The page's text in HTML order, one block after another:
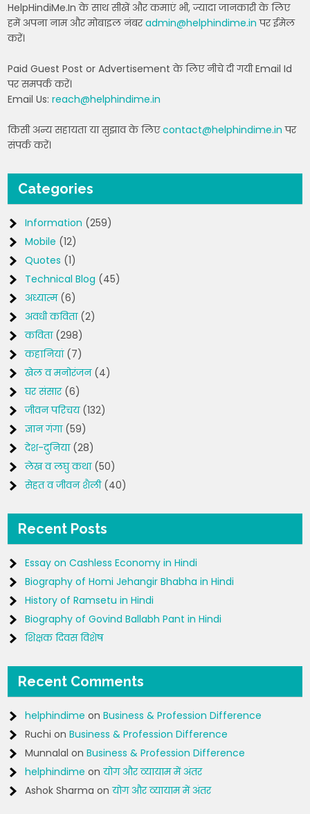
HelpHindiMe.In के साथ सीखें और कमाएं भी, ज्यादा जानकारी के लिए
हमें अपना नाम और मोबाइल नंबरadmin@helphindime.in पर ईमेल
करें।
Paid Guest Post or Advertisement के लिए नीचे दी गयी Email Id
पर समपर्क करें।
Email Us:reach@helphindime.in
किसी अन्य सहायता या सुझाव के लिएcontact@helphindime.in पर
संपर्क करें।
Categories
Information (259)
Mobile (12)
Quotes (1)
Technical Blog (45)
अध्यात्म(6)
अवधी कविता(2)
कविता(298)
कहानियां(7)
खेल व मनोरंजन(4)
घर संसार(6)
जीवन परिचय(132)
ज्ञान गंगा(59)
देश-दुनिया(28)
लेख व लघु कथा(50)
सेहत व जीवन शैली(40)
Recent Posts
Essay on Cashless Economy in Hindi
Biography of Homi Jehangir Bhabha in Hindi
History of Ramsetu in Hindi
Biography of Govind Ballabh Pant in Hindi
शिक्षक दिवस विशेष
Recent Comments
helphindime onBusiness & Profession Difference
Ruchi onBusiness & Profession Difference
Munnalal onBusiness & Profession Difference
helphindime onयोग और व्यायाम में अंतर
Ashok Sharma onयोग और व्यायाम में अंतर